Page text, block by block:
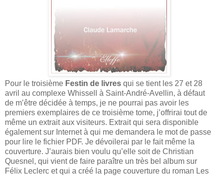
Pour le troisième Festin de livres qui se tient les 27 et 28
avril au complexe Whissell à Saint-André-Avellin, à défaut
de m’être décidée à temps, je ne pourrai pas avoir les
premiers exemplaires de ce troisième tome, j’offrirai tout de
même un extrait aux visiteurs. Extrait qui sera disponible
également sur Internet à qui me demandera le mot de passe
pour lire le fichier PDF. Je dévoilerai par le fait même la
couverture. J’aurais bien voulu qu’elle soit de Christian
Quesnel, qui vient de faire paraître un très bel album sur
Félix Leclerc et qui a créé la page couverture du roman Les